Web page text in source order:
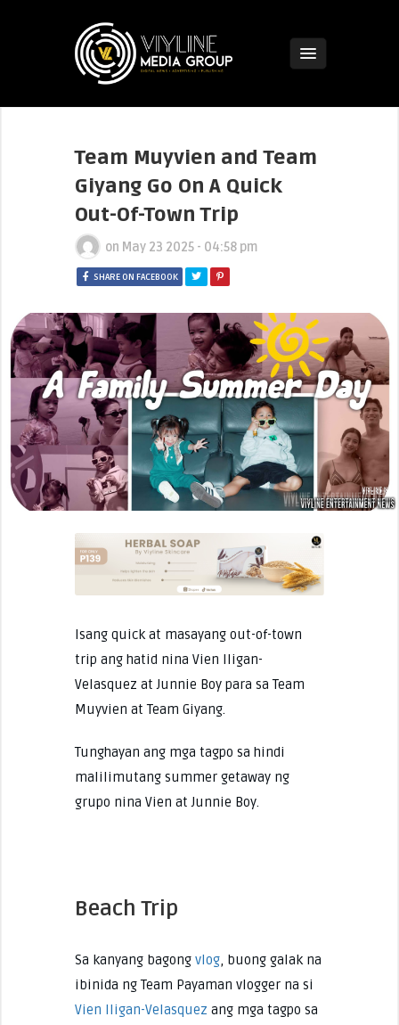
Team Muyvien and Team
Giyang Go On A Quick
Out-Of-Town Trip
on May 23 2025 - 04:58 pm
SHARE ON FACEBOOK
Isang quick at masayang out-of-town
trip ang hatid nina Vien Iligan-
Velasquez at Junnie Boy para sa Team
Muyvien at Team Giyang.
Tunghayan ang mga tagpo sa hindi
malilimutang summer getaway ng
grupo nina Vien at Junnie Boy.
Beach Trip
Sa kanyang bagong vlog, buong galak na
ibinida ng Team Payaman vlogger na si
Vien Iligan-Velasquez ang mga tagpo sa